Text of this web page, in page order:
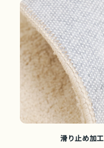
滑り止め加工